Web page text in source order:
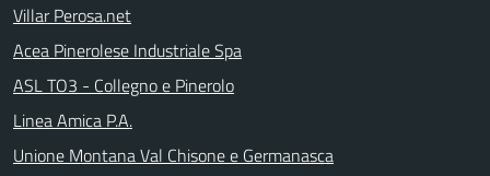
Villar Perosa.net
Acea Pinerolese Industriale Spa
ASL TO3 - Collegno e Pinerolo
Linea Amica P.A.
Unione Montana Val Chisone e Germanasca